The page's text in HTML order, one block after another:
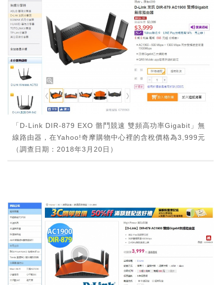
「D-Link DIR-879 EXO 骼鬥競速 雙頻高功率Gigabit」無
線路由器，在Yahoo!奇摩購物中心裡的含稅價格為3,999元
（調查日期：2018年3月20日）